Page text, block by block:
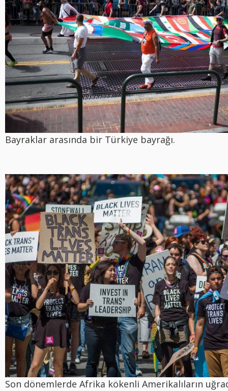
Bayraklar arasında bir Türkiye bayrağı.
Son dönemlerde Afrika kökenli Amerikalıların